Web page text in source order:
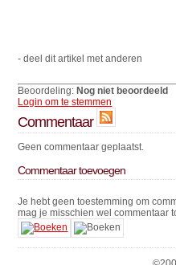
- deel dit artikel met anderen
Beoordeling:Nog niet beoordeeld
Login om te stemmen
Commentaar
Geen commentaar geplaatst.
Commentaar toevoegen
Je hebt geen toestemming om
mag je misschien wel commentaar